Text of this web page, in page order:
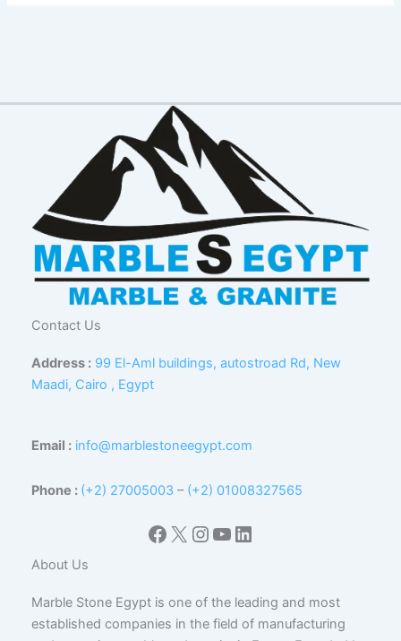
Contact Us
Address : 99 El-Aml buildings, autostroad Rd, New
Maadi, Cairo , Egypt
Email : info@marblestoneegypt.com
Phone : (+2) 27005003 – (+2) 01008327565
Facebook
X Instagram
YouTube
LinkedIn
About Us
Marble Stone Egypt is one of the leading and most
established companies in the field of manufacturing